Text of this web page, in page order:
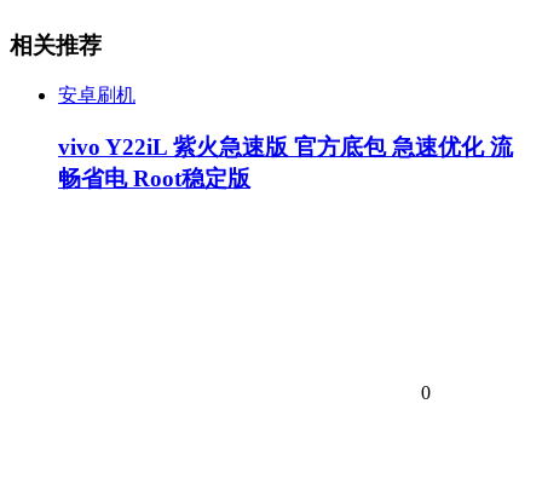
相关推荐
安卓刷机
vivo Y22iL 紫火急速版 官方底包 急速优化 流
畅省电 Root稳定版
0